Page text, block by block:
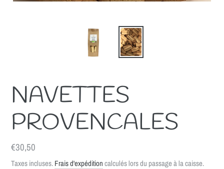
NAVETTES
PROVENCALES
Prix
normal
€30,50
Taxes incluses.Frais d'expéditioncalculés lors du passage à la caisse.